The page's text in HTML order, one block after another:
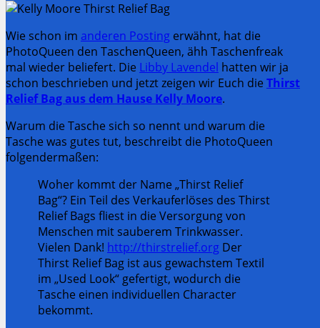
Wie schon im anderen Posting erwähnt, hat die
PhotoQueen den TaschenQueen, ähh Taschenfreak
mal wieder beliefert. Die Libby Lavendel hatten wir ja
schon beschrieben und jetzt zeigen wir Euch dieThirst
Relief Bag aus dem Hause Kelly Moore.
Warum die Tasche sich so nennt und warum die
Tasche was gutes tut, beschreibt die PhotoQueen
folgendermaßen:
Woher kommt der Name „Thirst Relief
Bag“? Ein Teil des Verkauferlöses des Thirst
Relief Bags fliest in die Versorgung von
Menschen mit sauberem Trinkwasser.
Vielen Dank! http://thirstrelief.org Der
Thirst Relief Bag ist aus gewachstem Textil
im „Used Look“ gefertigt, wodurch die
Tasche einen individuellen Character
bekommt.